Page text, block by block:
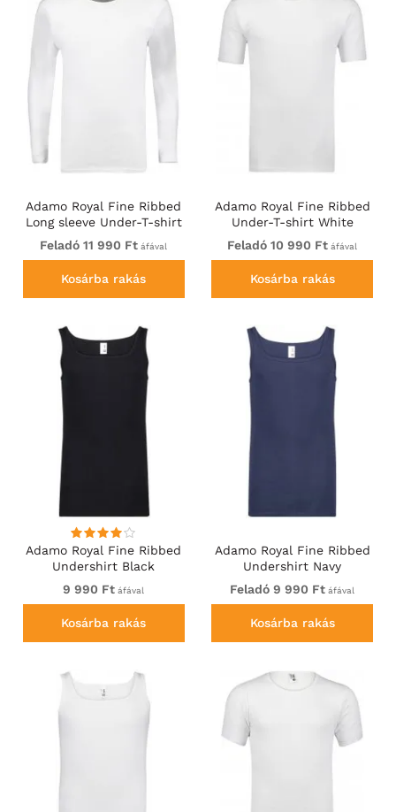
Adamo Royal Fine Ribbed
Long sleeve Under-T-shirt
White
Feladó 11 990 Ft áfával
Kosárba rakás
Adamo Royal Fine Ribbed
Under-T-shirt White
Feladó 10 990 Ft áfával
Kosárba rakás
Adamo Royal Fine Ribbed
Undershirt Black
9 990 Ft áfával
Kosárba rakás
Adamo Royal Fine Ribbed
Undershirt Navy
Feladó 9 990 Ft áfával
Kosárba rakás